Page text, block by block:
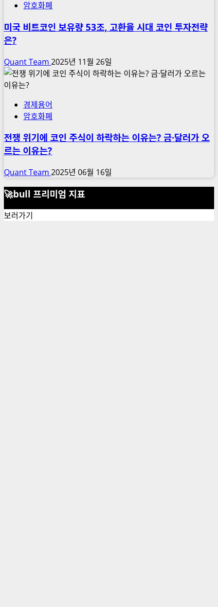
암호화폐
미국 비트코인 보유량 53조, 고환율 시대 코인 투자전략
은?
Quant Team 2025년 11월 26일
경제용어
암호화폐
전쟁 위기에 코인 주식이 하락하는 이유는? 금·달러가 오
르는 이유는?
Quant Team 2025년 06월 16일
🚀bull 프리미엄 지표
보러가기